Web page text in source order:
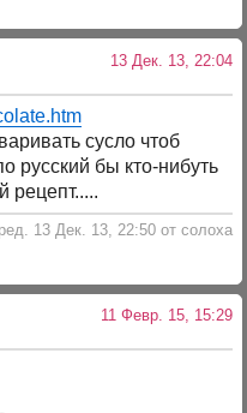
13 Дек. 13, 22:04
сусло чтоб
русский бы кто-нибуть
рецепт.....
13 Дек. 13, 22:50 от солоха
11 Февр. 15, 15:29